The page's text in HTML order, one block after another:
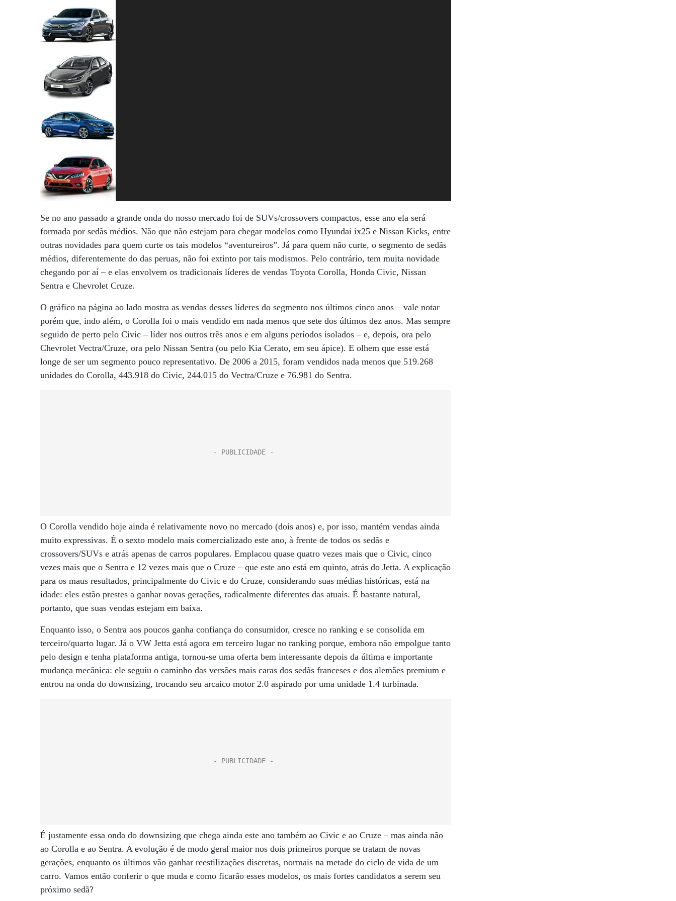
Se no ano passado a grande onda do nosso mercado foi de SUVs/crossovers compactos, esse ano ela será
formada por sedãs médios. Não que não estejam para chegar modelos como Hyundai ix25 e Nissan Kicks, entre
outras novidades para quem curte os tais modelos “aventureiros”. Já para quem não curte, o segmento de sedãs
médios, diferentemente do das peruas, não foi extinto por tais modismos. Pelo contrário, tem muita novidade
chegando por aí – e elas envolvem os tradicionais líderes de vendas Toyota Corolla, Honda Civic, Nissan
Sentra e Chevrolet Cruze.
O gráfico na página ao lado mostra as vendas desses líderes do segmento nos últimos cinco anos – vale notar
porém que, indo além, o Corolla foi o mais vendido em nada menos que sete dos últimos dez anos. Mas sempre
seguido de perto pelo Civic – líder nos outros três anos e em alguns períodos isolados – e, depois, ora pelo
Chevrolet Vectra/Cruze, ora pelo Nissan Sentra (ou pelo Kia Cerato, em seu ápice). E olhem que esse está
longe de ser um segmento pouco representativo. De 2006 a 2015, foram vendidos nada menos que 519.268
unidades do Corolla, 443.918 do Civic, 244.015 do Vectra/Cruze e 76.981 do Sentra.
O Corolla vendido hoje ainda é relativamente novo no mercado (dois anos) e, por isso, mantém vendas ainda
muito expressivas. É o sexto modelo mais comercializado este ano, à frente de todos os sedãs e
crossovers/SUVs e atrás apenas de carros populares. Emplacou quase quatro vezes mais que o Civic, cinco
vezes mais que o Sentra e 12 vezes mais que o Cruze – que este ano está em quinto, atrás do Jetta. A explicação
para os maus resultados, principalmente do Civic e do Cruze, considerando suas médias históricas, está na
idade: eles estão prestes a ganhar novas gerações, radicalmente diferentes das atuais. É bastante natural,
portanto, que suas vendas estejam em baixa.
Enquanto isso, o Sentra aos poucos ganha confiança do consumidor, cresce no ranking e se consolida em
terceiro/quarto lugar. Já o VW Jetta está agora em terceiro lugar no ranking porque, embora não empolgue tanto
pelo design e tenha plataforma antiga, tornou-se uma oferta bem interessante depois da última e importante
mudança mecânica: ele seguiu o caminho das versões mais caras dos sedãs franceses e dos alemães premium e
entrou na onda do downsizing, trocando seu arcaico motor 2.0 aspirado por uma unidade 1.4 turbinada.
É justamente essa onda do downsizing que chega ainda este ano também ao Civic e ao Cruze – mas ainda não
ao Corolla e ao Sentra. A evolução é de modo geral maior nos dois primeiros porque se tratam de novas
gerações, enquanto os últimos vão ganhar reestilizações discretas, normais na metade do ciclo de vida de um
carro. Vamos então conferir o que muda e como ficarão esses modelos, os mais fortes candidatos a serem seu
próximo sedã?